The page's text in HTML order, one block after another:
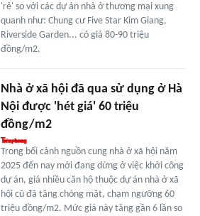
'rẻ' so với các dự án nhà ở thương mại xung
quanh như: Chung cư Five Star Kim Giang,
Riverside Garden... có giá 80-90 triệu
đồng/m2.
Nhà ở xã hội đã qua sử dụng ở Hà
Nội được 'hét giá' 60 triệu
đồng/m2
Trong bối cảnh nguồn cung nhà ở xã hội năm
2025 đến nay mới đang dừng ở việc khởi công
dự án, giá nhiều căn hộ thuộc dự án nhà ở xã
hội cũ đã tăng chóng mặt, chạm ngưỡng 60
triệu đồng/m2. Mức giá này tăng gần 6 lần so